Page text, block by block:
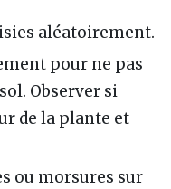
aléatoirement.
pour ne pas
Observer si
de la plante et
ou morsures sur